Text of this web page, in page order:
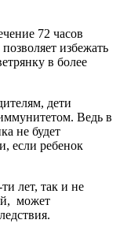
72 часов
избежать
в более
дети
Ведь в
не будет
если ребенок
лет, так и не
может